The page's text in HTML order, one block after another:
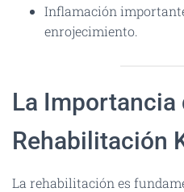
Inflamación
enrojecimiento.
La Importancia
Rehabilitación
La rehabilitación es